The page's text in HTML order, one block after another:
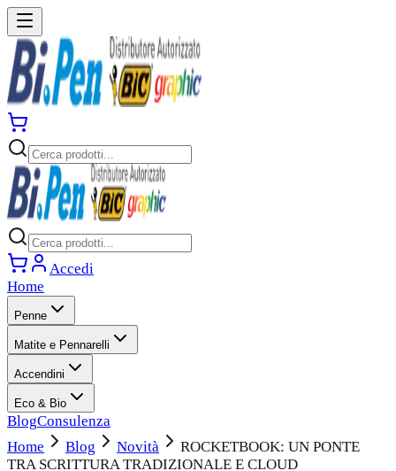
Accedi
Home
Penne
Matite e Pennarelli
Accendini
Eco & Bio
BlogConsulenza
Home
Blog Novità
ROCKETBOOK: UN PONTE
TRA SCRITTURA TRADIZIONALE E CLOUD